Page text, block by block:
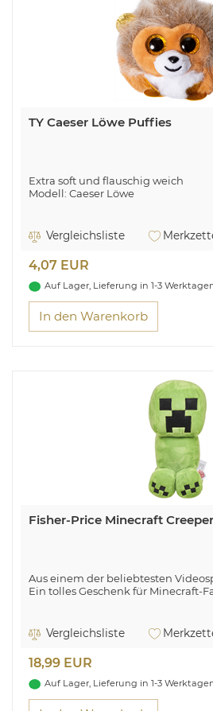
TY Caeser Löwe Puffies
Extra soft und flauschig weich
Modell: Caeser Löwe
Vergleichsliste
4,07 EUR
Auf Lager, Lieferung in 1-3
In den Warenkorb
Fisher-Price Minecraft
Aus einem der beliebtesten
Ein tolles Geschenk für Minecraft-
Vergleichsliste
18,99 EUR
Auf Lager, Lieferung in 1-3